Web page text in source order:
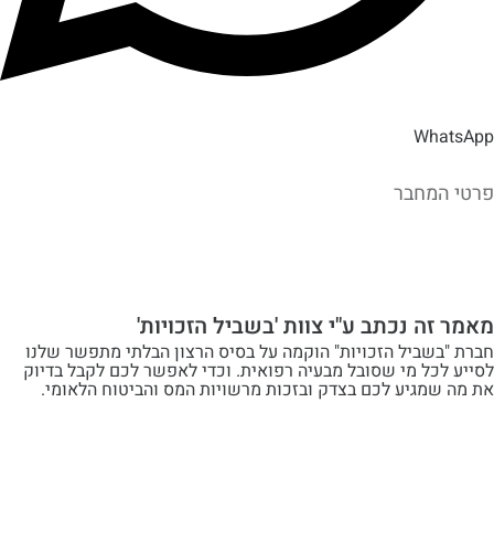
נכתב ע"י צוות 'בשביל הזכויות'
הזכויות" הוקמה על בסיס הרצון הבלתי מתפשר שלנו
מי שסובל מבעיה רפואית. וכדי לאפשר לכם לקבל בדיוק
לכם בצדק ובזכות מרשויות המס והביטוח הלאומי.